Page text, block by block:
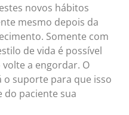
novos hábitos
mesmo depois da
Somente com
de vida é possível
a engordar. O
o suporte para que isso
do paciente sua